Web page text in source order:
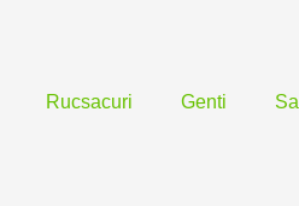
Rucsacuri Genti